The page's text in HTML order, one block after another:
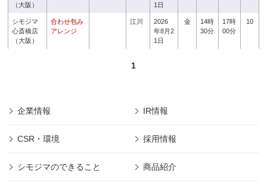
（大阪）
1日
シモジマ
心斎橋店
（大阪）
合わせ包み
アレンジ
江川
2026
年8月2
1日
金
14時
30分
17時
00分
10
1
企業情報 IR情報
CSR・環境 採用情報
シモジマのできること 商品紹介